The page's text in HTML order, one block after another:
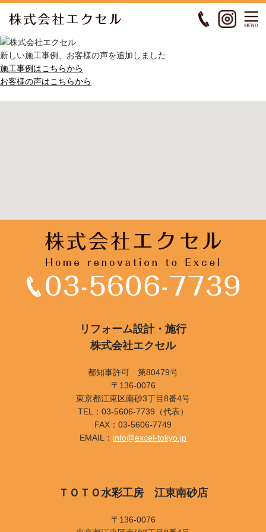
新しい施工事例、お客様の声を追加しました
施工事例はこちらから
お客様の声はこちらから
リフォーム設計・施行
株式会社エクセル
都知事許可 第80479号
〒136-0076
東京都江東区南砂3丁目8番4号
TEL：03-5606-7739（代表）
FAX：03-5606-7749
EMAIL： info@excel-tokyo.jp
ＴＯＴＯ水彩工房 江東南砂店
〒136-0076